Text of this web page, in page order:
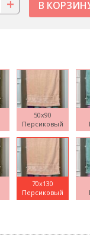
мышку
50x90
Персиковый
70x130
Персиковый